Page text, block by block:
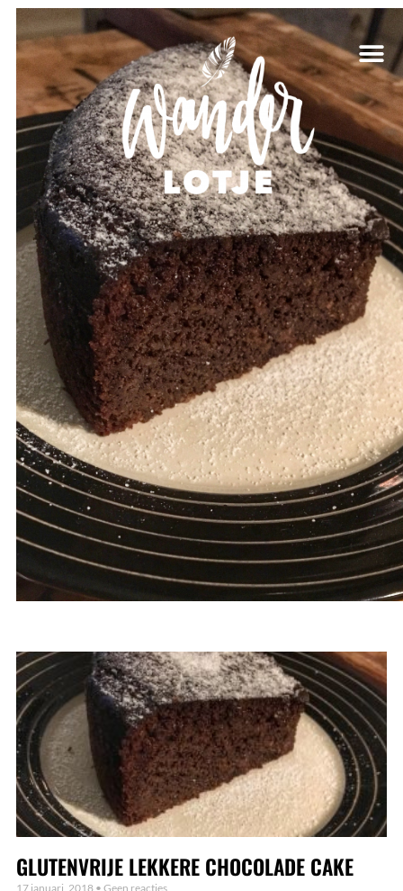
BLOGARTIKELEN OVER
CHOCOLADE TAART
GLUTENVRIJE LEKKERE CHOCOLADE CAKE
17 januari, 2018 Geen reacties